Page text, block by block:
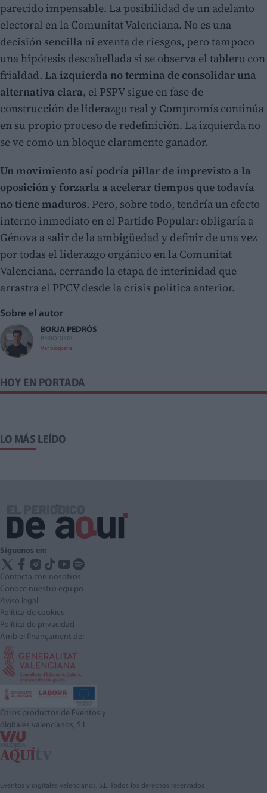
parecido impensable. La posibilidad de un adelanto
electoral en la Comunitat Valenciana. No es una
decisión sencilla ni exenta de riesgos, pero tampoco
una hipótesis descabellada si se observa el tablero con
frialdad. La izquierda no termina de consolidar una
alternativa clara, el PSPV sigue en fase de
construcción de liderazgo real y Compromís continúa
en su propio proceso de redefinición. La izquierda no
se ve como un bloque claramente ganador.
Un movimiento así podría pillar de imprevisto a la
oposición y forzarla a acelerar tiempos que todavía
no tiene maduros. Pero, sobre todo, tendría un efecto
interno inmediato en el Partido Popular: obligaría a
Génova a salir de la ambigüedad y definir de una vez
por todas el liderazgo orgánico en la Comunitat
Valenciana, cerrando la etapa de interinidad que
arrastra el PPCV desde la crisis política anterior.
Sobre el autor
BORJA PEDRÓS
PERIODISTA
Ver biografía
HOY EN PORTADA
LO MÁS LEÍDO
Síguenos en:
Contacta con nosotros
Conoce nuestro equipo
Aviso legal
Política de cookies
Política de privacidad
Amb el finançament de:
Otros productos de Eventos y
digitales valencianos, S.L.
Eventos y digitales valencianos, S.L. Todos los derechos reservados